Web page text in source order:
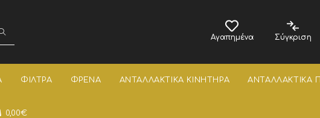
Αγαπημένα Σύγκριση
ΦΙΛΤΡΑ ΦΡΕΝΑ ΑΝΤΑΛΛΑΚΤΙΚΑ ΚΙΝΗΤΗΡΑ ΑΝΤΑΛΛΑΚΤΙΚΑ
0,00€